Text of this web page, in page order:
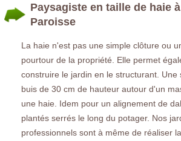
Paysagiste en taille de haie
Paroisse
La haie n'est pas une simple clôture ou
pourtour de la propriété. Elle permet
construire le jardin en le structurant. Une
buis de 30 cm de hauteur autour d'un
une haie. Idem pour un alignement de
plantés serrés le long du potager. Nos
professionnels sont à même de réaliser